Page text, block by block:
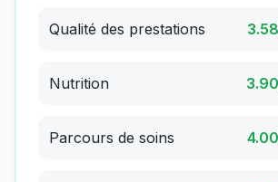
Qualité des prestations 3.58
Nutrition 3.90
Parcours de soins 4.00